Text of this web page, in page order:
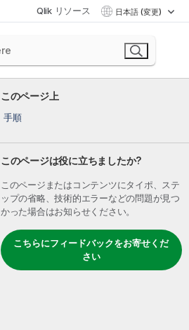
Qlik リソース 日本語 (変更)
このページ上
手順
このページは役に立ちましたか?
このページまたはコンテンツにタイポ、ステ
ップの省略、技術的エラーなどの問題が見つ
かった場合はお知らせください。
こちらにフィードバックをお寄せくだ
さい